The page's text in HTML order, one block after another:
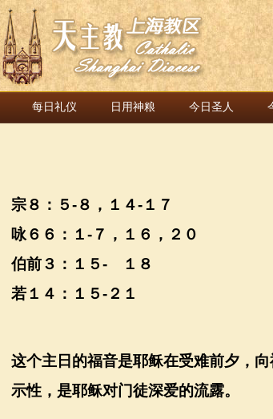
每日礼仪 日用神粮 今日圣人
宗８：５-８，１４- １７
咏６６：１- ７，１６，２０
伯前３：１５- １８
若１４：１５-２１
这个主日的福音是耶稣在受难前夕，
示性，是耶稣对门徒深爱的流露。